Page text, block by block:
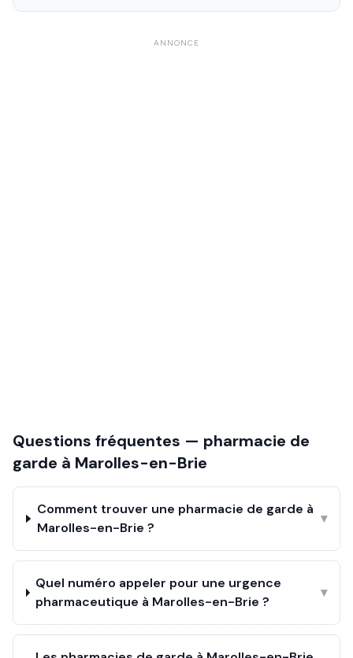
ANNONCE
Questions fréquentes — pharmacie de
garde à Marolles-en-Brie
Comment trouver une pharmacie de garde à
Marolles-en-Brie ?
▾
Quel numéro appeler pour une urgence
pharmaceutique à Marolles-en-Brie ?
▾